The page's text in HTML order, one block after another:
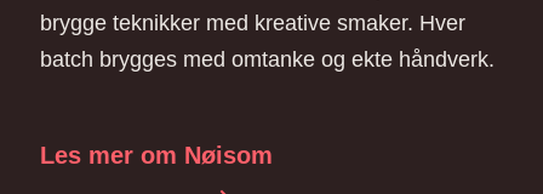
brygge teknikker med kreative smaker. Hver
batch brygges med omtanke og ekte håndverk.
Les mer om Nøisom